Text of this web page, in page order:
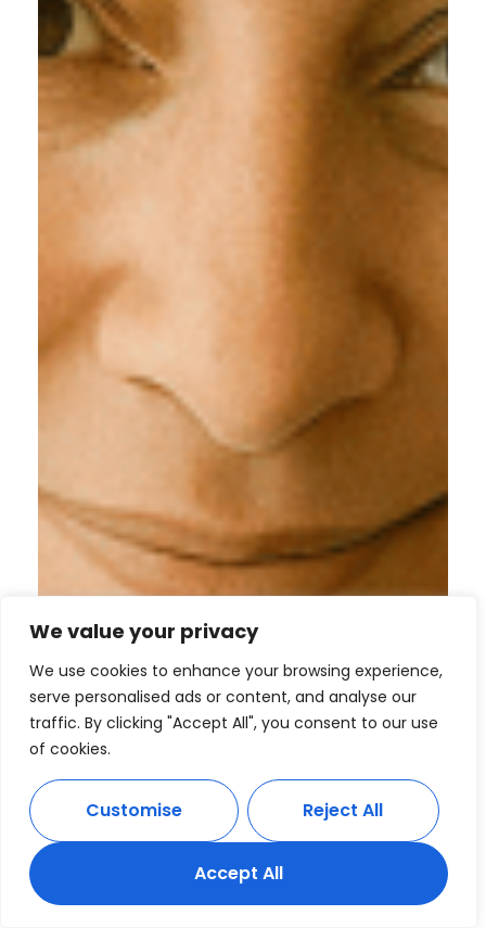
We value your privacy
We use cookies to enhance your browsing experience,
serve personalised ads or content, and analyse our
traffic. By clicking "Accept All", you consent to our use
of cookies.
Customise Reject All
Accept All